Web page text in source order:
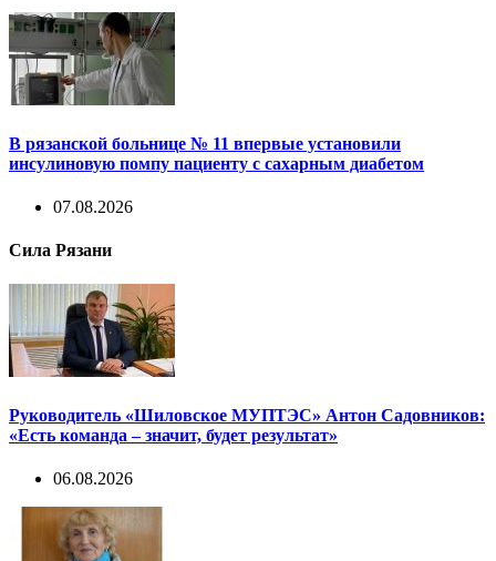
В рязанской больнице № 11 впервые установили
инсулиновую помпу пациенту с сахарным диабетом
07.08.2026
Сила Рязани
Руководитель «Шиловское МУПТЭС» Антон Садовников:
«Есть команда – значит, будет результат»
06.08.2026